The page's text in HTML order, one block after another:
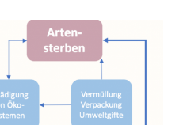
Klimawandel?